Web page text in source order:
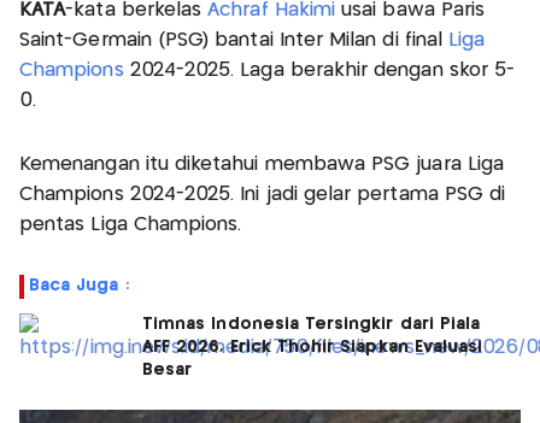
KATA-kata berkelasAchraf Hakimi usai bawa Paris
Saint-Germain (PSG) bantai Inter Milan di final
Liga
Champions2024-2025. Laga berakhir dengan skor 5-
0.
Kemenangan itu diketahui membawa PSG juara Liga
Champions 2024-2025. Ini jadi gelar pertama PSG di
pentas Liga Champions.
Baca Juga :
Timnas Indonesia Tersingkir dari Piala
AFF 2026, Erick Thohir Siapkan Evaluasi
Besar